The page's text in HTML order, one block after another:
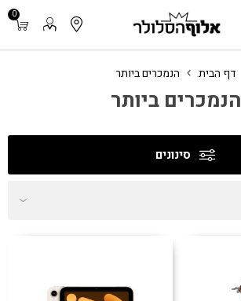
0
דף הבית הנמכרים ביותר
הנמכרים ביותר
סינונים